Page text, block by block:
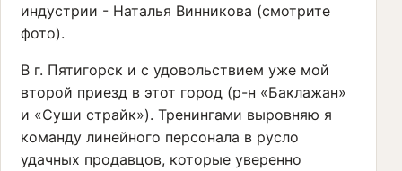
индустрии - Наталья Винникова (смотрите
фото).
В г. Пятигорск и с удовольствием уже мой
второй приезд в этот город (р-н «Баклажан»
и «Суши страйк»). Тренингами выровняю я
команду линейного персонала в русло
удачных продавцов, которые уверенно